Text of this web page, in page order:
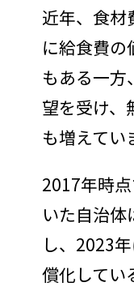
近年、食材
に給食費の
もある一方
望を受け、
も増えてい
2017年時
いた自治
し、2023
償化してい